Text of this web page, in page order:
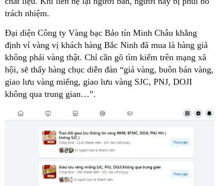
trách nhiệm.
Đại diện Công ty Vàng bạc Bảo tín Minh Châu khẳng
định vỉ vàng vị khách hàng Bắc Ninh đã mua là hàng giả
không phải vàng thật. Chỉ cần gõ tìm kiếm trên mạng xã
hội, sẽ thấy hàng chục diễn đàn “giá vàng, buôn bán vàng,
giao lưu vàng miếng, giao lưu vàng SJC, PNJ, DOJI
không qua trung gian…”.